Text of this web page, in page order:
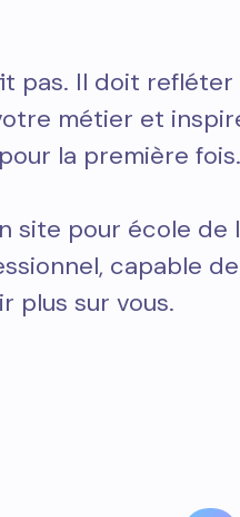
pas. Il doit refléter
métier et
la première fois.
site pour école de
capable
plus sur vous.